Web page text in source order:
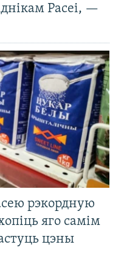
Расеі, —
рэкордную
яго самім
цэны